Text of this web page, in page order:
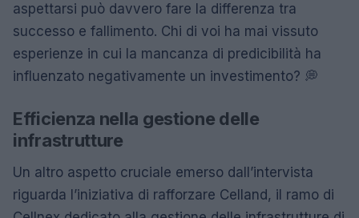
aspettarsi può davvero fare la differenza tra
successo e fallimento. Chi di voi ha mai vissuto
esperienze in cui la mancanza di predicibilità ha
influenzato negativamente un investimento? 💭
Efficienza nella gestione delle
infrastrutture
Un altro aspetto cruciale emerso dall’intervista
riguarda l’iniziativa di rafforzare Celland, il ramo di